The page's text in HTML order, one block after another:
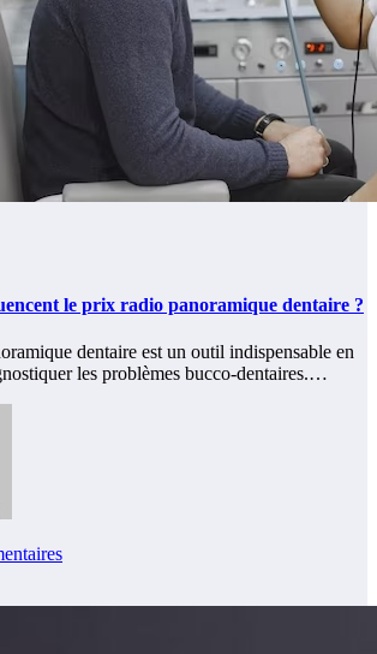
le prix radio panoramique dentaire ?
dentaire est un outil indispensable en
les problèmes bucco-dentaires.…